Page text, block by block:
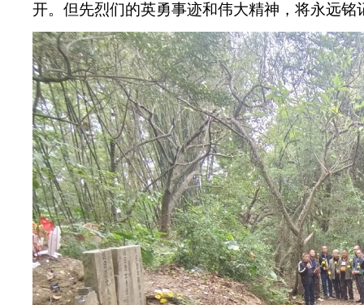
开。但先烈们的英勇事迹和伟大精神，将永远